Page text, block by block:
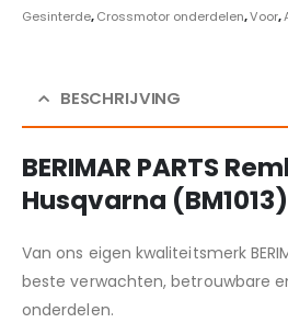
Gesinterde,Crossmotor onderdelen,Voor,
BESCHRIJVING
BERIMAR PARTS
Husqvarna (BM1013)
Van ons eigen kwaliteitsmerk
beste verwachten, betrouwbare
onderdelen.